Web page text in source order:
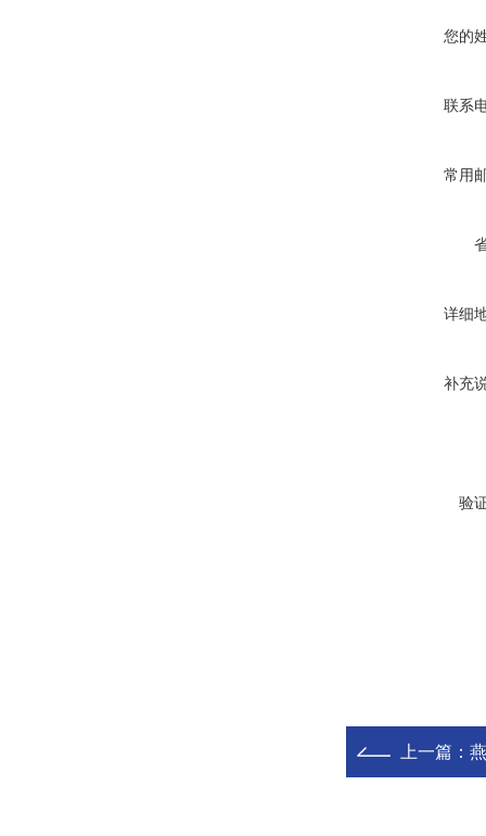
您的
联系
常用
详细
补充
验
上一篇：